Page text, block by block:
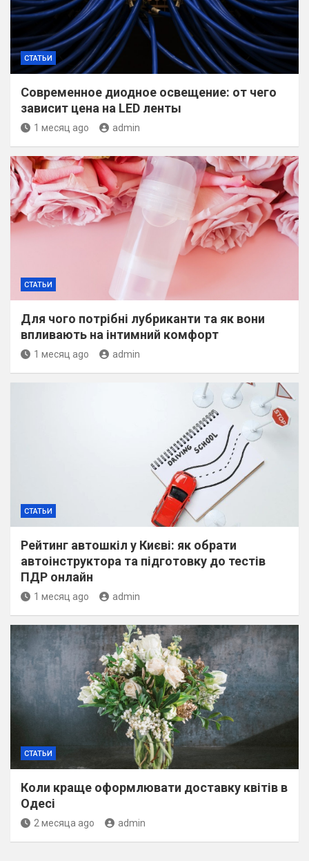
СТАТЬИ
Современное диодное освещение: от чего
зависит цена на LED ленты
1 месяц ago admin
СТАТЬИ
Для чого потрібні лубриканти та як вони
впливають на інтимний комфорт
1 месяц ago admin
СТАТЬИ
Рейтинг автошкіл у Києві: як обрати
автоінструктора та підготовку до тестів
ПДР онлайн
1 месяц ago admin
СТАТЬИ
Коли краще оформлювати доставку квітів в
Одесі
2 месяца ago admin